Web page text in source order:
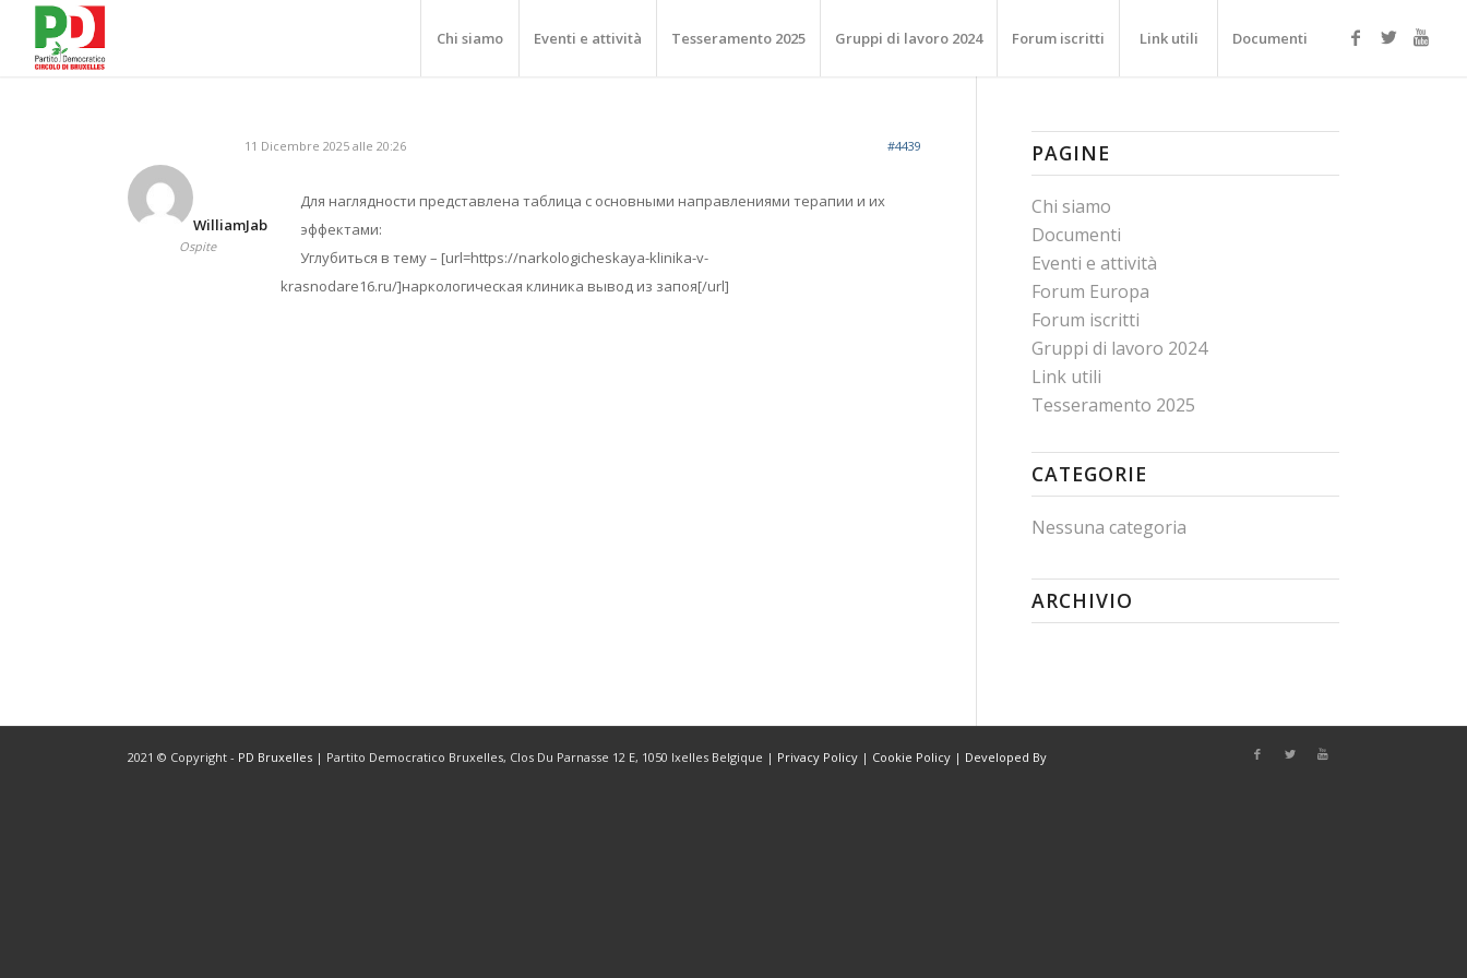
Chi siamo Eventi e attività Tesseramento 2025 Gruppi di lavoro 2024 Forum iscritti Link utili Documenti
11 Dicembre 2025 alle 20:26 #4439
WilliamJab
Ospite
Для наглядности представлена таблица с основными направлениями терапии и их
эффектами:
Углубиться в тему – [url=https://narkologicheskaya-klinika-v-
krasnodare16.ru/]наркологическая клиника вывод из запоя[/url]
PAGINE
Chi siamo
Documenti
Eventi e attività
Forum Europa
Forum iscritti
Gruppi di lavoro 2024
Link utili
Tesseramento 2025
CATEGORIE
Nessuna categoria
ARCHIVIO
2021 © Copyright - PD Bruxelles | Partito Democratico Bruxelles, Clos Du Parnasse 12 E, 1050 Ixelles Belgique | Privacy Policy | Cookie Policy | Developed By